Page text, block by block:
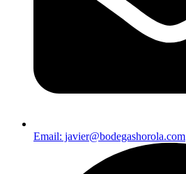
Email: javier@bodegashorola.com